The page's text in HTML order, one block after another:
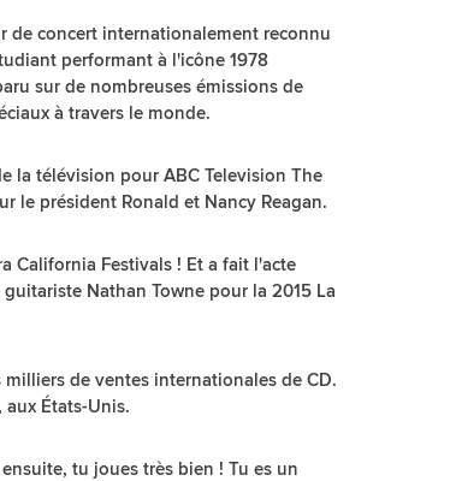
de concert internationalement reconnu
performant à l'icône 1978
sur de nombreuses émissions de
à travers le monde.
la télévision pour ABC Television The
le président Ronald et Nancy Reagan.
California Festivals ! Et a fait l'acte
Nathan Towne pour la 2015 La
de ventes internationales de CD.
États-Unis.
tu joues très bien ! Tu es un